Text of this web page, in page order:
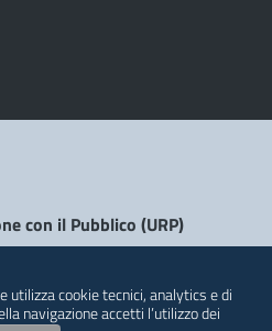
con il Pubblico (URP)
utilizza cookie tecnici, analytics e di
navigazione accetti l’utilizzo dei